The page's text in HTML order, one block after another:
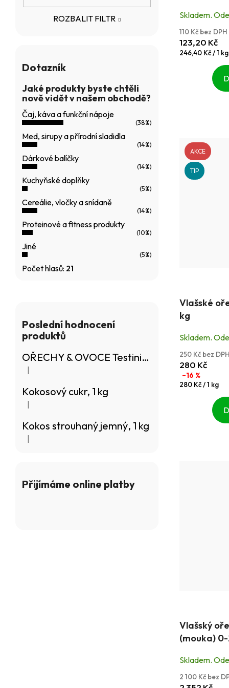
ROZBALIT FILTR
Dotazník
Jaké produkty byste chtěli
nově vidět v našem obchodě?
Čaj, káva a funkční nápoje
(38%)
Med, sirupy a přírodní sladidla
(14%)
Dárkové balíčky
(14%)
Kuchyňské doplňky
(5%)
Cereálie, vločky a snídaně
(14%)
Proteinové a fitness produkty
(10%)
Jiné
(5%)
Počet hlasů: 21
Poslední hodnocení
produktů
OŘECHY & OVOCE Testini®, 50 g
Hodnocení produktu je 5 z 5 hvězdiček.
|
Kokosový cukr, 1 kg
Hodnocení produktu je 4 z 5 hvězdiček.
|
Kokos strouhaný jemný, 1 kg
Hodnocení produktu je 5 z 5 hvězdiček.
|
Přijímáme online platby
k
t
ů
je
z
5
Skladem.
110 Kč bez DPH
123,20 Kč
Měrná
246,40 Kč / 1 kg
AKCE
TIP
hodnocení
produktu
je
z
5
hvězdiček.
Vlašské
kg
Skladem.
250 Kč bez DPH
280 Kč
–16 %
Měrná
280 Kč / 1 kg
hodnocení
produktu
je
z
Vlašský
(mouka)
Skladem.
2 100 Kč bez